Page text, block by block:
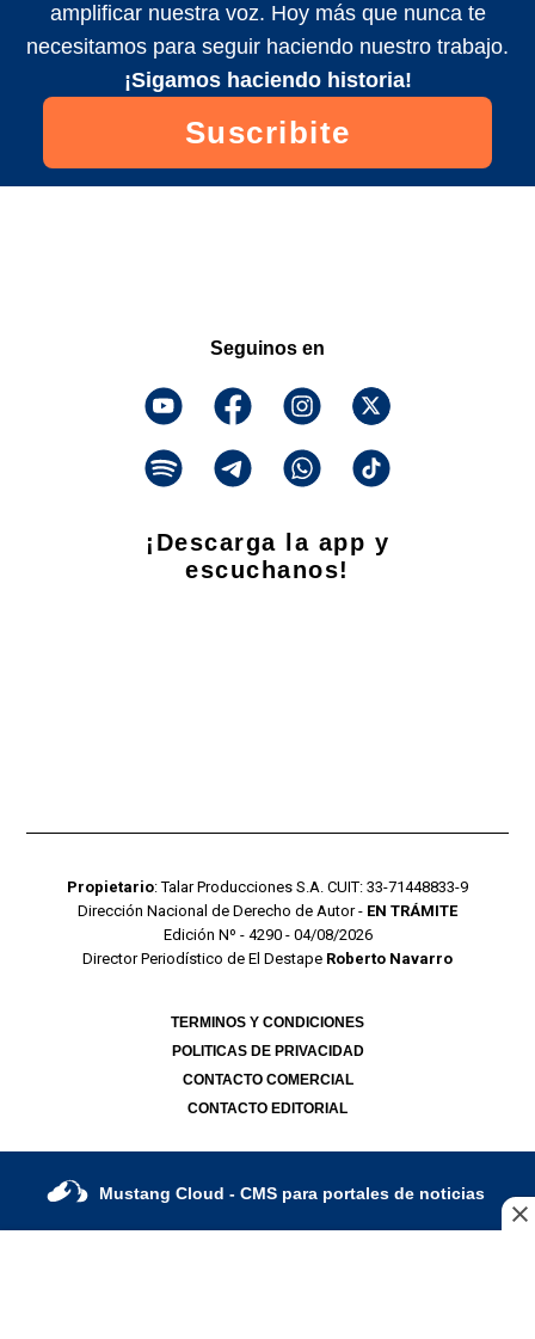
amplificar nuestra voz. Hoy más que nunca te
necesitamos para seguir haciendo nuestro trabajo.
¡Sigamos haciendo historia!
Suscribite
Seguinos en
¡Descarga la app y
escuchanos!
Propietario: Talar Producciones S.A. CUIT: 33-71448833-9
Dirección Nacional de Derecho de Autor - EN TRÁMITE
Edición Nº - 4290 - 04/08/2026
Director Periodístico de El Destape Roberto Navarro
TERMINOS Y CONDICIONES
POLITICAS DE PRIVACIDAD
CONTACTO COMERCIAL
CONTACTO EDITORIAL
Mustang Cloud - CMS para portales de noticias